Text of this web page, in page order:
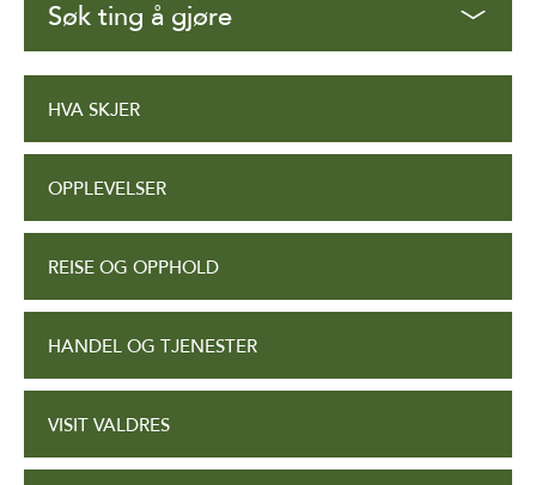
Søk ting å gjøre
HVA SKJER
OPPLEVELSER
REISE OG OPPHOLD
HANDEL OG TJENESTER
VISIT VALDRES